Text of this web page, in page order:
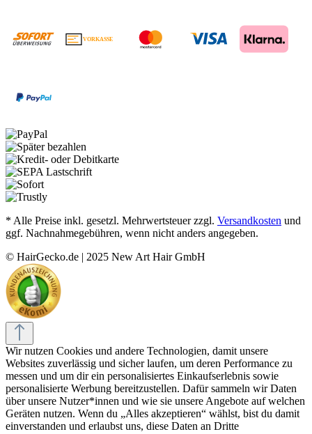
VORKASSE
* Alle Preise inkl. gesetzl. Mehrwertsteuer zzgl. Versandkosten und
ggf. Nachnahmegebühren, wenn nicht anders angegeben.
© HairGecko.de | 2025 New Art Hair GmbH
Wir nutzen Cookies und andere Technologien, damit unsere
Websites zuverlässig und sicher laufen, um deren Performance zu
messen und um dir ein personalisiertes Einkaufserlebnis sowie
personalisierte Werbung bereitzustellen. Dafür sammeln wir Daten
über unsere Nutzer*innen und wie sie unsere Angebote auf welchen
Geräten nutzen. Wenn du „Alles akzeptieren“ wählst, bist du damit
einverstanden und erlaubst uns, diese Daten an Dritte